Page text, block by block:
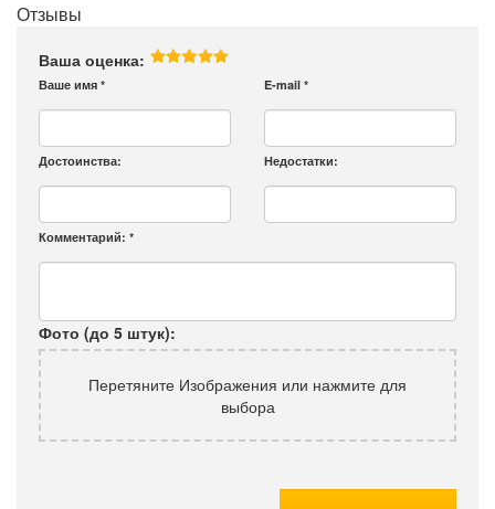
Отзывы
Ваша оценка:
Ваше имя * E-mail *
Достоинства: Недостатки:
Комментарий: *
Фото (до 5 штук):
Перетяните Изображения или нажмите для
выбора